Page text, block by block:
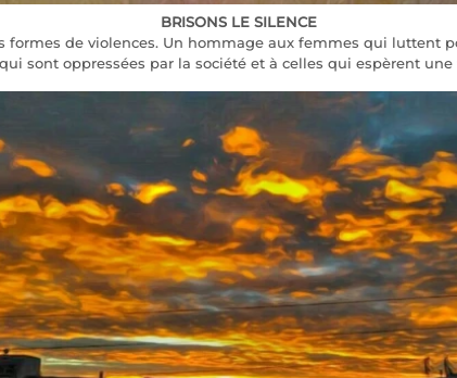
BRISONS LE SILENCE
formes de violences. Un hommage aux femmes qui luttent
sont oppressées par la société et à celles qui espèrent une